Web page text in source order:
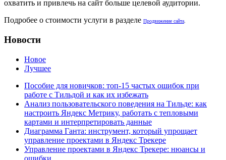
охватить и привлечь на сайт больше целевой аудитории.
Подробее о стоимости услуги в разделе Продвижение сайта.
Новости
Новое
Лучшее
Пособие для новичков: топ-15 частых ошибок при
работе с Тильдой и как их избежать
Анализ пользовательского поведения на Тильде: как
настроить Яндекс Метрику, работать с тепловыми
картами и интерпретировать данные
Диаграмма Ганта: инструмент, который упрощает
управление проектами в Яндекс Трекере
Управление проектами в Яндекс Трекере: нюансы и
ошибки